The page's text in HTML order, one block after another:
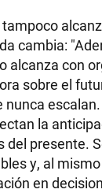
cambia:
alcanza con
sobre el
nunca
la
del presente.
y, al
en